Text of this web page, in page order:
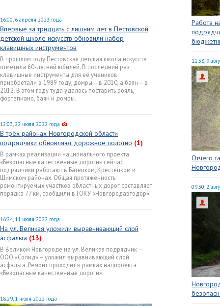
16:00, 6 апреля 2023 года
Впервые за тридцать с лишним лет в Пестовской
детской школе искусств обновили набор
клавишных инструментов
В прошлом году Пестовская детская школа искусств
отметила 60-летний юбилей. В последний раз
клавишные инструменты для её учеников
приобретали в 1989 году, домры — в 2010, а баян — в
2012. В этом году туда удалось поставить рояль,
фортепиано, баян и домры.
12:03, 22 июля 2022 года
В трёх районах Новгородской области
подрядчики обновляют дорожное полотно (1)
В рамках реализации национального проекта
«Безопасные качественные дороги» сейчас
подрядчики работают в Батецком, Крестецком и
Шимском районах. Общая протяжённость
ремонтируемых участков областных дорог составляет
порядка 77 км, сообщили в ГОКУ «Новгородавтодор».
16:24, 11 июля 2022 года
На ул. Великая уложили выравнивающий слой
асфальта (13)
В Великом Новгороде на ул. Великая подрядчик —
ООО «Солид» — уложил выравнивающий слой
асфальта. Ремонт проходит в рамках нацпроекта
«Безопасные качественные дороги»
18:29, 1 июля 2022 года
Работа
11:38, 9
Отчего
09:30, 2